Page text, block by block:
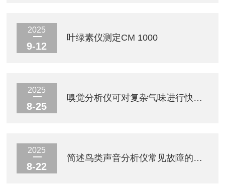
2025
9-12
叶绿素仪测定CM 1000
2025
8-25
嗅觉分析仪可对复杂气味进行快速识别与模式分析
2025
8-22
简述鸟类声音分析仪常见故障的诊断与解决方法